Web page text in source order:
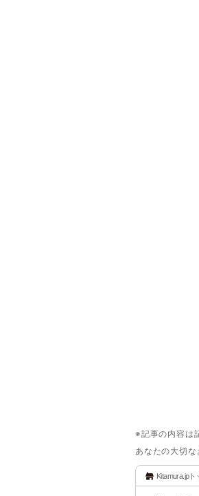
※記事の内容は
あなたの大切な
Kitamura.jpト